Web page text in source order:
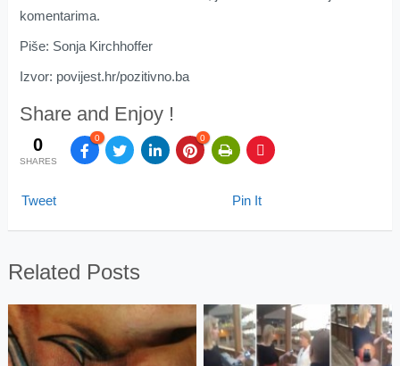
komentarima.
Piše: Sonja Kirchhoffer
Izvor: povijest.hr/pozitivno.ba
Share and Enjoy !
0
SHARES
0 0
Tweet Pin It
Related Posts